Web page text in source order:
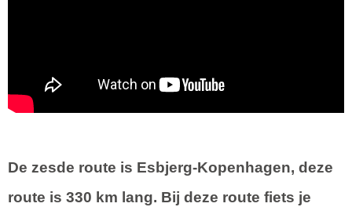
De zesde route is Esbjerg-Kopenhagen, deze
route is 330 km lang. Bij deze route fiets je